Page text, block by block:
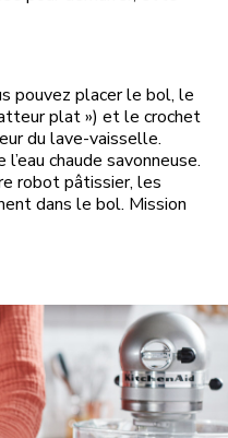
pouvez placer le bol, le
plat ») et le crochet
du lave-vaisselle.
chaude savonneuse.
robot pâtissier, les
dans le bol. Mission